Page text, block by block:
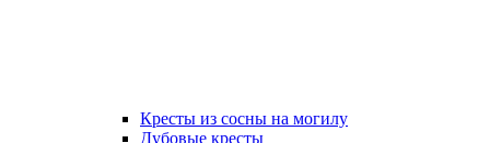
Кресты из сосны на могилу
Дубовые кресты